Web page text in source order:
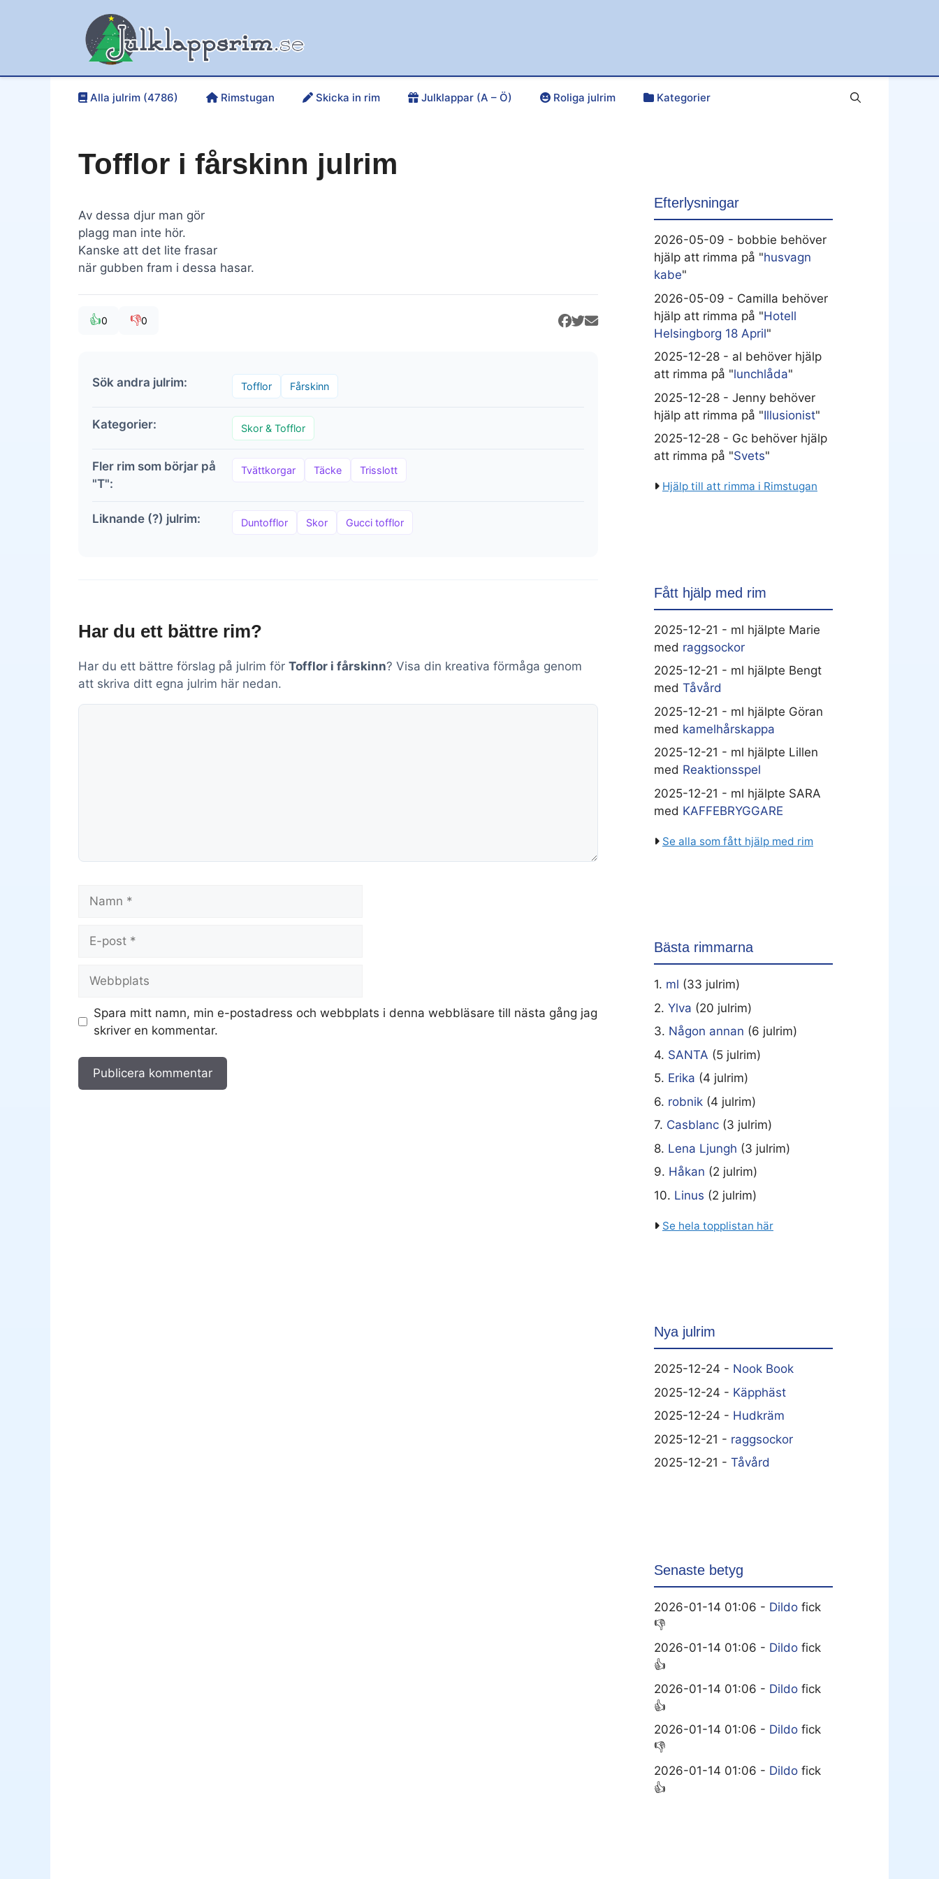
Alla julrim (4786) Rimstugan Skicka in rim Julklappar (A – Ö) Roliga julrim Kategorier
Tofflor i fårskinn julrim
Av dessa djur man gör
plagg man inte hör.
Kanske att det lite frasar
när gubben fram i dessa hasar.
👍0 👎0
Sök andra julrim: Tofflor Fårskinn
Kategorier: Skor & Tofflor
Fler rim som börjar på
"T":
Tvättkorgar Täcke Trisslott
Liknande (?) julrim: Duntofflor Skor Gucci tofflor
Har du ett bättre rim?
Har du ett bättre förslag på julrim för Tofflor i fårskinn? Visa din kreativa förmåga genom
att skriva ditt egna julrim här nedan.
Kommentar
post
Spara mitt namn, min e-postadress och webbplats i denna webbläsare till nästa gång jag
skriver en kommentar.
Efterlysningar
2026-05-09 - bobbie behöver
hjälp att rimma på "husvagn
kabe"
2026-05-09 - Camilla behöver
hjälp att rimma på "Hotell
Helsingborg 18 April"
2025-12-28 - al behöver hjälp
att rimma på "lunchlåda"
2025-12-28 - Jenny behöver
hjälp att rimma på "Illusionist"
2025-12-28 - Gc behöver hjälp
att rimma på "Svets"
Hjälp till att rimma i Rimstugan
Fått hjälp med rim
2025-12-21 - ml hjälpte Marie
med raggsockor
2025-12-21 - ml hjälpte Bengt
med Tåvård
2025-12-21 - ml hjälpte Göran
med kamelhårskappa
2025-12-21 - ml hjälpte Lillen
med Reaktionsspel
2025-12-21 - ml hjälpte SARA
med KAFFEBRYGGARE
Se alla som fått hjälp med rim
Bästa rimmarna
1. ml (33 julrim)
2. Ylva (20 julrim)
3. Någon annan (6 julrim)
4. SANTA (5 julrim)
5. Erika (4 julrim)
6. robnik (4 julrim)
7. Casblanc (3 julrim)
8. Lena Ljungh (3 julrim)
9. Håkan (2 julrim)
10. Linus (2 julrim)
Se hela topplistan här
Nya julrim
2025-12-24 - Nook Book
2025-12-24 - Käpphäst
2025-12-24 - Hudkräm
2025-12-21 - raggsockor
2025-12-21 - Tåvård
Senaste betyg
2026-01-14 01:06 - Dildo fick
👎
2026-01-14 01:06 - Dildo fick
👍
2026-01-14 01:06 - Dildo fick
👍
2026-01-14 01:06 - Dildo fick
👎
2026-01-14 01:06 - Dildo fick
👍